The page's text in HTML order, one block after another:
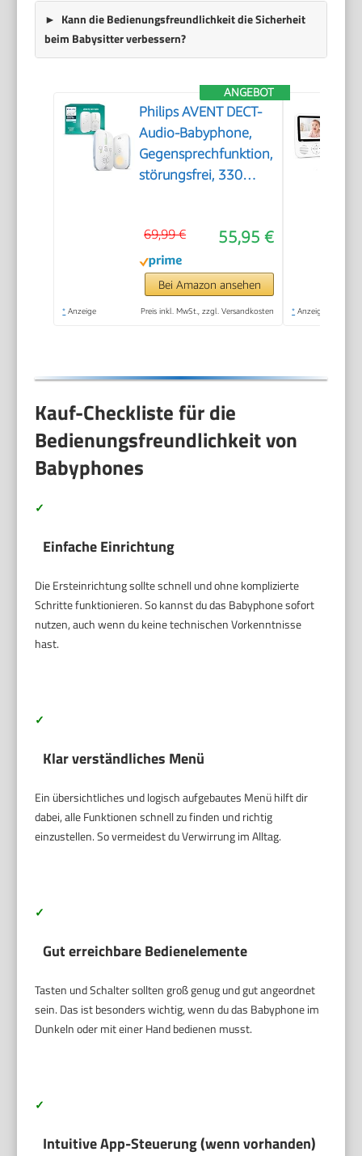
Kann die Bedienungsfreundlichkeit die Sicherheit
beim Babysitter verbessern?
ANGEBOT
Philips AVENT DECT-
Audio-Babyphone,
Gegensprechfunktion,
störungsfrei, 330
Smart ECO-Modus,
Nachtlicht,
SCD503/26
55,95 €
69,99 €
Bei Amazon ansehen
* Anzeige Preis inkl. MwSt., zzgl. Versandkosten * Anzeige
Kauf-Checkliste für die
Bedienungsfreundlichkeit von
Babyphones
✓
Einfache Einrichtung
Die Ersteinrichtung sollte schnell und ohne komplizierte
Schritte funktionieren. So kannst du das Babyphone sofort
nutzen, auch wenn du keine technischen Vorkenntnisse
hast.
✓
Klar verständliches Menü
Ein übersichtliches und logisch aufgebautes Menü hilft dir
dabei, alle Funktionen schnell zu finden und richtig
einzustellen. So vermeidest du Verwirrung im Alltag.
✓
Gut erreichbare Bedienelemente
Tasten und Schalter sollten groß genug und gut angeordnet
sein. Das ist besonders wichtig, wenn du das Babyphone im
Dunkeln oder mit einer Hand bedienen musst.
✓
Intuitive App-Steuerung (wenn vorhanden)